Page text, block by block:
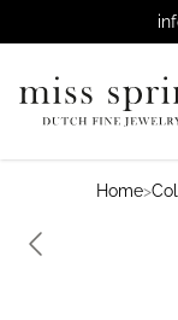
Ga naar de
Home>